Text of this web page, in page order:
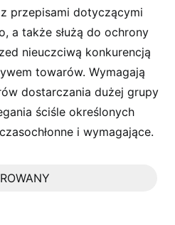
przepisami dotyczącymi
a także służą do ochrony
nieuczciwą konkurencją
towarów. Wymagają
dostarczania dużej grupy
ściśle określonych
i wymagające.